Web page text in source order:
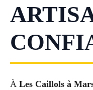
À Les Caillols à